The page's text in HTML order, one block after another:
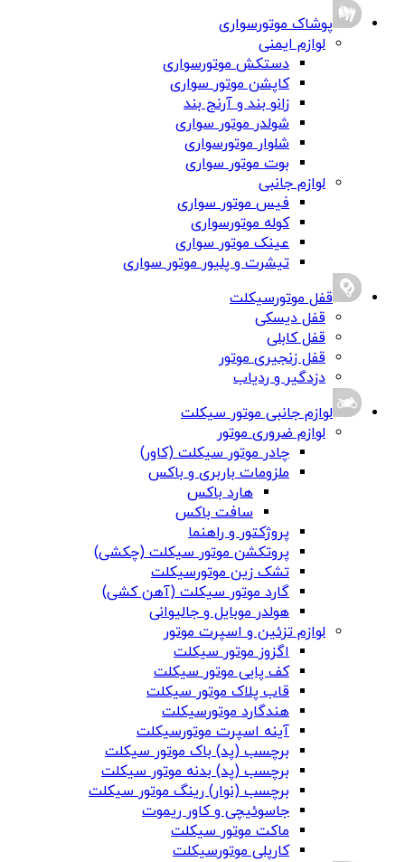
پوشاک موتورسواری
لوازم ایمنی
دستکش موتورسواری
کاپشن موتور سواری
زانو بند و آرنج بند
شولدر موتور سواری
شلوار موتورسواری
بوت موتور سواری
لوازم جانبی
فیس موتور سواری
کوله موتورسواری
عینک موتور سواری
تیشرت و پلیور موتور سواری
قفل موتورسیکلت
قفل دیسکی
قفل کابلی
قفل زنجیری موتور
دزدگیر و ردیاب
لوازم جانبی موتور سیکلت
لوازم ضروری موتور
چادر موتور سیکلت (کاور)
ملزومات باربری و باکس
هارد باکس
سافت باکس
پروژکتور و راهنما
پروتکشن موتور سیکلت (چکشی)
تشک زین موتورسیکلت
گارد موتور سیکلت (آهن کشی)
هولدر موبایل و جالیوانی
لوازم تزئین و اسپرت موتور
اگزوز موتور سیکلت
کف پایی موتور سیکلت
قاب پلاک موتور سیکلت
هندگارد موتورسیکلت
آینه اسپرت موتورسیکلت
برچسب (پد) باک موتور سیکلت
برچسب (پد) بدنه موتور سیکلت
برچسب (نوار) رینگ موتور سیکلت
جاسوئیچی و کاور ریموت
ماکت موتور سیکلت
کارپلی موتورسیکلت